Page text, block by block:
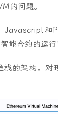
的问题。
Javascript和
能合约的运行
栈的架构。对